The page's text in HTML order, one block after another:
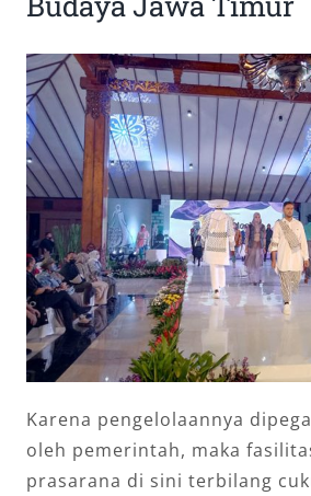
Karena pengelolaannya
oleh pemerintah, maka
prasarana di sini terbilang